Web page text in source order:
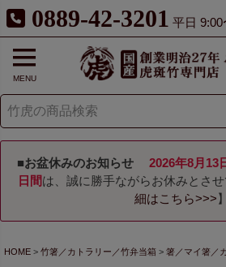
0889-42-3201 平日 9:00
MENU
■お盆休みのお知らせ
2026年8月13
日間は、誠に勝手ながらお休みとさ
細はこちら>>> 】
HOME 竹箸／カトラリー／竹弁当箱 箸／マイ箸／